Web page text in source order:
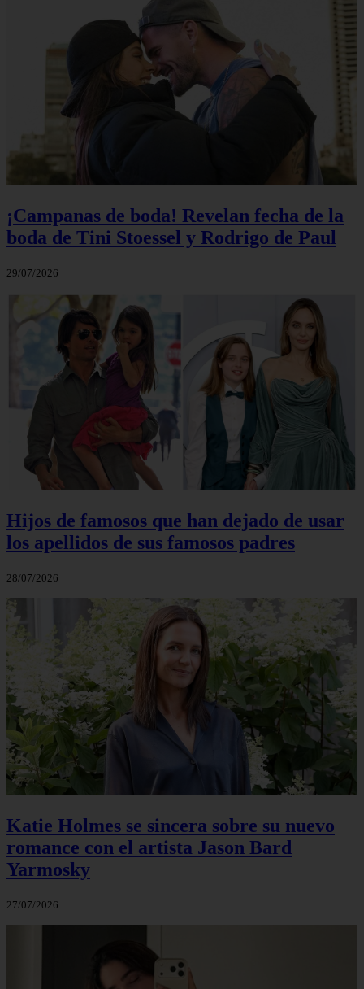
¡Campanas de boda! Revelan fecha de la
boda de Tini Stoessel y Rodrigo de Paul
29/07/2026
Hijos de famosos que han dejado de usar
los apellidos de sus famosos padres
28/07/2026
Katie Holmes se sincera sobre su nuevo
romance con el artista Jason Bard
Yarmosky
27/07/2026